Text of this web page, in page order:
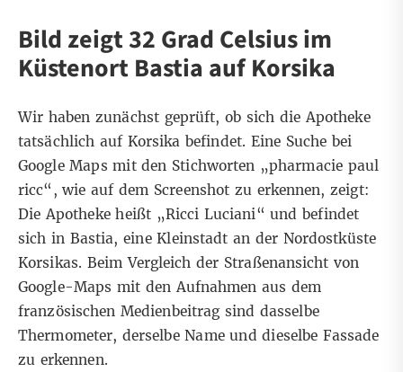
Bild zeigt 32 Grad Celsius im
Küstenort Bastia auf Korsika
Wir haben zunächst geprüft, ob sich die Apotheke
tatsächlich auf Korsika befindet. Eine Suche bei
Google Maps mit den Stichworten „pharmacie paul
ricc“, wie auf dem Screenshot zu erkennen, zeigt:
Die Apotheke heißt „Ricci Luciani“ und befindet
sich in Bastia, eine Kleinstadt an der Nordostküste
Korsikas. Beim Vergleich der Straßenansicht von
Google-Maps mit den Aufnahmen aus dem
französischen Medienbeitrag sind dasselbe
Thermometer, derselbe Name und dieselbe Fassade
zu erkennen.